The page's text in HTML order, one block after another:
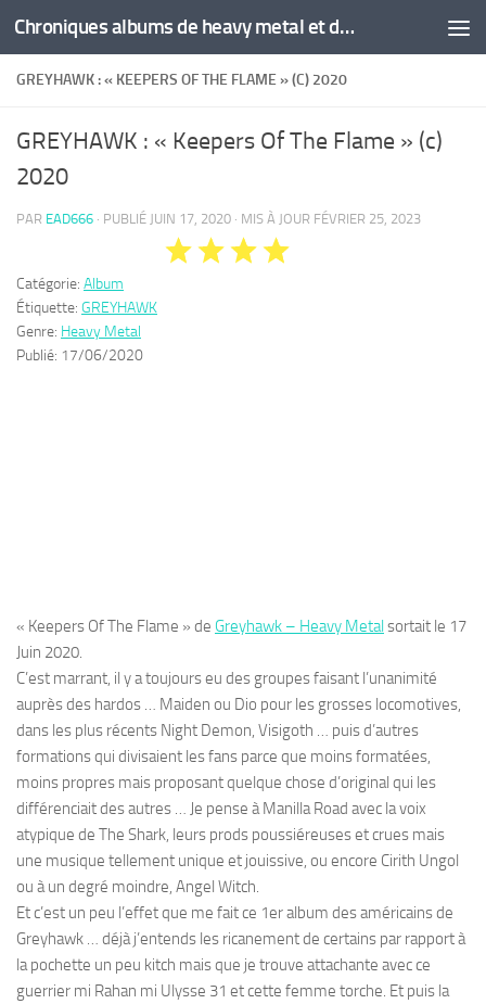
Skip to content Chroniques albums de heavy metal et de hard rock
GREYHAWK : « KEEPERS OF THE FLAME » (C) 2020
GREYHAWK : « Keepers Of The Flame » (c)
2020
PAR EAD666 · PUBLIÉ JUIN 17, 2020 · MIS À JOUR FÉVRIER 25, 2023
Catégorie: Album
Étiquette: GREYHAWK
Genre: Heavy Metal
Publié: 17/06/2020
« Keepers Of The Flame » de Greyhawk – Heavy Metal sortait le 17
Juin 2020.
C’est marrant, il y a toujours eu des groupes faisant l’unanimité
auprès des hardos … Maiden ou Dio pour les grosses locomotives,
dans les plus récents Night Demon, Visigoth … puis d’autres
formations qui divisaient les fans parce que moins formatées,
moins propres mais proposant quelque chose d’original qui les
différenciait des autres … Je pense à Manilla Road avec la voix
atypique de The Shark, leurs prods poussiéreuses et crues mais
une musique tellement unique et jouissive, ou encore Cirith Ungol
ou à un degré moindre, Angel Witch.
Et c’est un peu l’effet que me fait ce 1er album des américains de
Greyhawk … déjà j’entends les ricanement de certains par rapport à
la pochette un peu kitch mais que je trouve attachante avec ce
guerrier mi Rahan mi Ulysse 31 et cette femme torche. Et puis la